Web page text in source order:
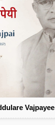
Vajpayee